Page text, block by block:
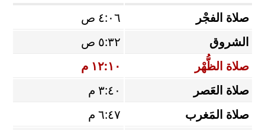
صلاة الفجْر
٤:٠٦ ص
الشروق
٥:٣٢ ص
صلاة الظُّهْر
١٢:١٠ م
صلاة العَصر
٣:٤٠ م
صلاة المَغرب
٦:٤٧ م